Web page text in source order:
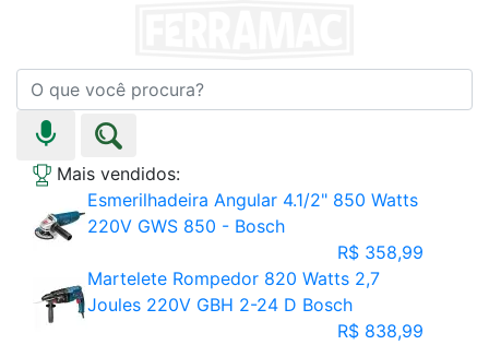
Mais vendidos:
Esmerilhadeira Angular 4.1/2" 850 Watts
220V GWS 850 - Bosch
R$ 358,99
Martelete Rompedor 820 Watts 2,7
Joules 220V GBH 2-24 D Bosch
R$ 838,99